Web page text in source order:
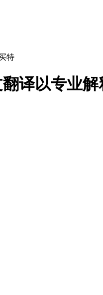
特
译以专业解